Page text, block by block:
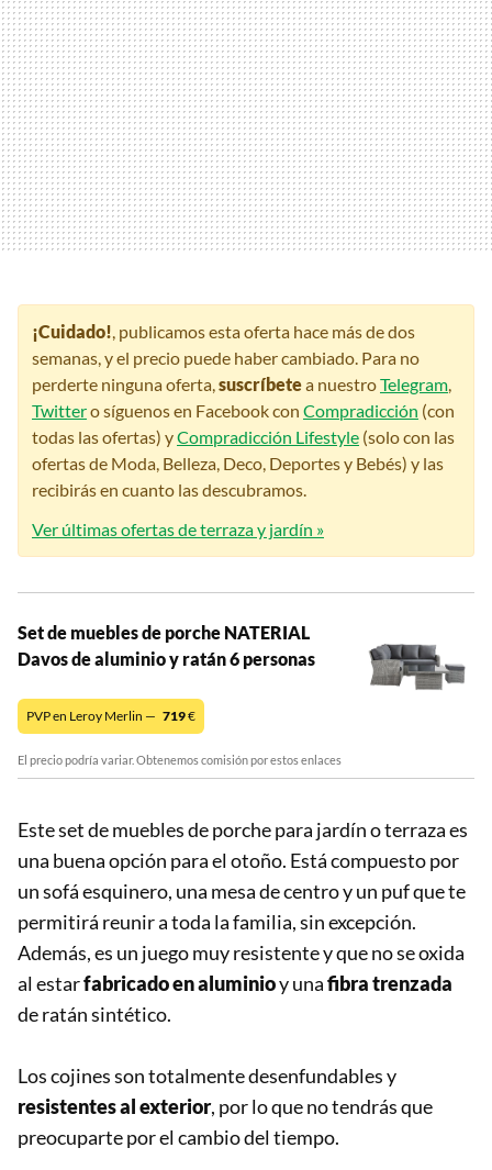
¡Cuidado!, publicamos esta oferta hace más de dos
semanas, y el precio puede haber cambiado. Para no
perderte ninguna oferta,suscríbetea nuestroTelegram,
Twittero síguenos en Facebook con Compradicción (con
todas las ofertas) yCompradicción Lifestyle (solo con las
ofertas de Moda, Belleza, Deco, Deportes y Bebés) y las
recibirás en cuanto las descubramos.
Ver últimas ofertas de terraza y jardín »
Set de muebles de porche NATERIAL
Davos de aluminio y ratán 6 personas
PVP en Leroy Merlin — 719€
El precio podría variar. Obtenemos comisión por estos enlaces
Este set de muebles de porche para jardín o terraza es
una buena opción para el otoño. Está compuesto por
un sofá esquinero, una mesa de centro y un puf que te
permitirá reunir a toda la familia, sin excepción.
Además, es un juego muy resistente y que no se oxida
al estarfabricado en aluminioy unafibra trenzada
de ratán sintético.
Los cojines son totalmente desenfundables y
resistentes al exterior, por lo que no tendrás que
preocuparte por el cambio del tiempo.